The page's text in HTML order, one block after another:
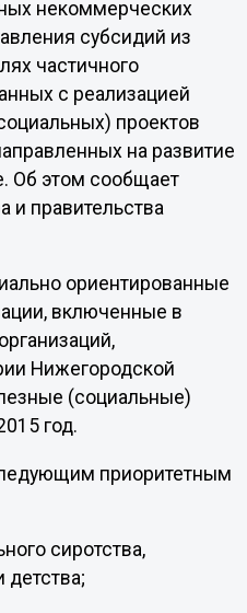
некоммерческих
субсидий из
частичного
с реализацией
проектов
на развитие
Об этом сообщает
и правительства
ориентированные
включенные в
Нижегородской
(социальные)
год.
приоритетным
сиротства,
детства;